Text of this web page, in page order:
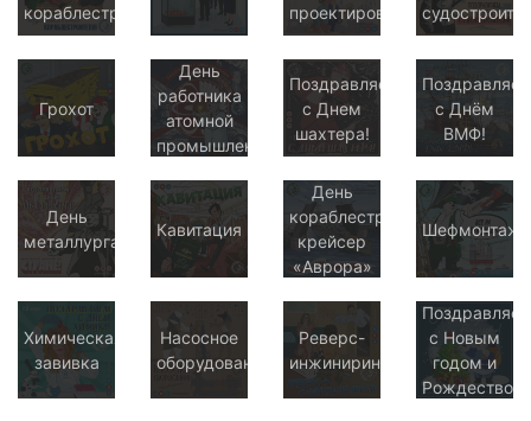
кораблестроителя!
проектировщика!
Грохот
День
работника
атомной
промышленности
Поздравляем
с Днем
шахтера!
с Днём
ВМФ!
День
металлурга
Кавитация
День
кораблестроителя:
крейсер
«Аврора»
Шефмонтаж
Химическая
завивка
Насосное
оборудование
Реверс-
инжиниринг
с Новым
годом и
Рождеством!